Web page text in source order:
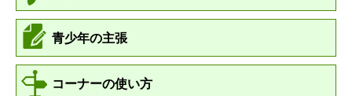
青少年の主張
コーナーの使い方